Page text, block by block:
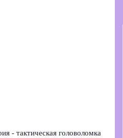
- тактическая головоломка